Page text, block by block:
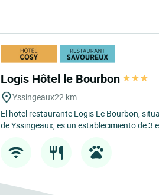
Logis Hôtel le Bourbon
Yssingeaux22 km
El hotel restaurante Logis Le Bourbon,
de Yssingeaux, es un establecimiento de 3